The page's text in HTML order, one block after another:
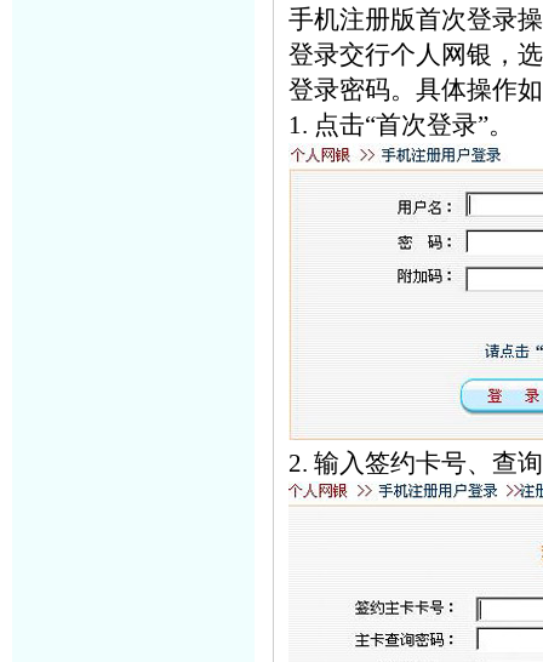
手机注册版首次登录
登录交行个人网银 ，
登录密码。具体操作
1. 点击“首次登录”。
2. 输入签约卡号、查